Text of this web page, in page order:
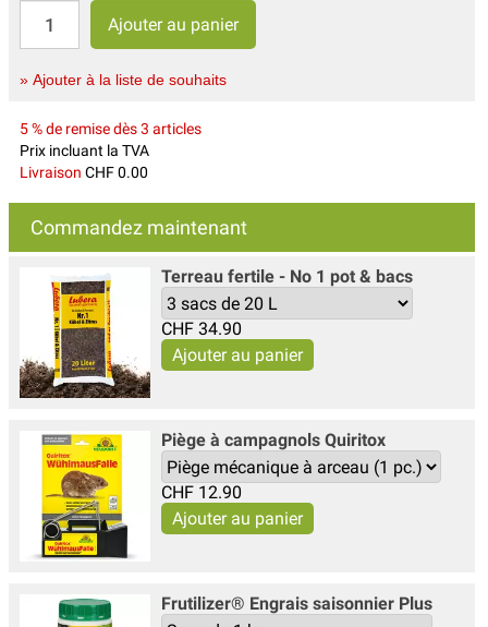
» Ajouter à la liste de souhaits
5 % de remise dès 3 articles
Prix incluant la TVA
Livraison CHF 0.00
Commandez maintenant
Terreau fertile - No 1 pot & bacs
CHF 34.90
Piège à campagnols Quiritox
CHF 12.90
Frutilizer® Engrais saisonnier Plus